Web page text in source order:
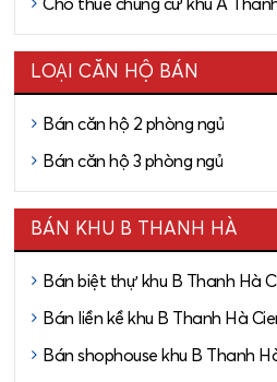
Cho thuê chung cư khu A
LOẠI CĂN HỘ BÁN
Bán căn hộ 2 phòng ngủ
Bán căn hộ 3 phòng ngủ
BÁN KHU B THANH HÀ
Bán biệt thự khu B Thanh Hà
Bán liền kề khu B Thanh Hà
Bán shophouse khu B Thanh